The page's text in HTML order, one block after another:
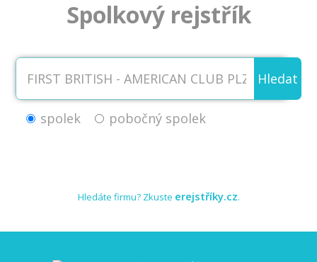
Spolkový rejstřík
Hledat
spolek pobočný spolek
Hledáte firmu? Zkuste erejstříky.cz.